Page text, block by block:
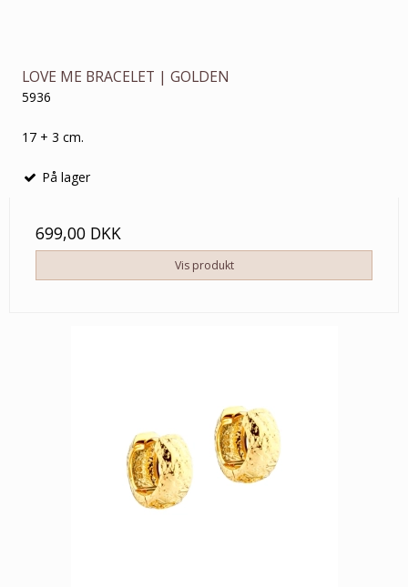
LOVE ME BRACELET | GOLDEN
5936
17 + 3 cm.
På lager
699,00 DKK
Vis produkt